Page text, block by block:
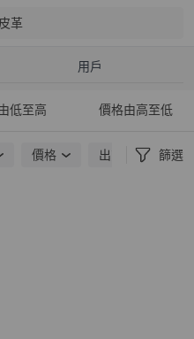
革
用戶
低至高 價格由高至低
價格 出貨地點 篩選